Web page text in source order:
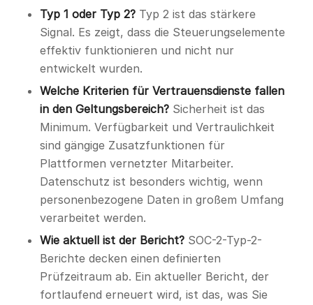
Typ 1 oder Typ 2?Typ 2 ist das stärkere
Signal. Es zeigt, dass die Steuerungselemente
effektiv funktionieren und nicht nur
entwickelt wurden.
Welche Kriterien für Vertrauensdienste fallen
in den Geltungsbereich?Sicherheit ist das
Minimum. Verfügbarkeit und Vertraulichkeit
sind gängige Zusatzfunktionen für
Plattformen vernetzter Mitarbeiter.
Datenschutz ist besonders wichtig, wenn
personenbezogene Daten in großem Umfang
verarbeitet werden.
Wie aktuell ist der Bericht?SOC-2-Typ-2-
Berichte decken einen definierten
Prüfzeitraum ab. Ein aktueller Bericht, der
fortlaufend erneuert wird, ist das, was Sie